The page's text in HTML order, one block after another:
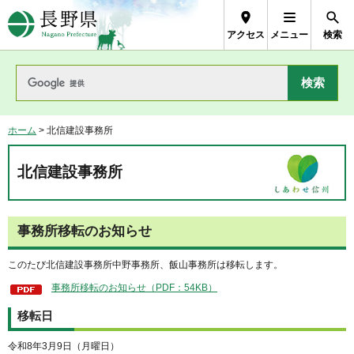
長野県Nagano Prefecture
アクセス メニュー 検索
ホーム > 北信建設事務所
北信建設事務所
事務所移転のお知らせ
このたび北信建設事務所中野事務所、飯山事務所は移転します。
事務所移転のお知らせ（PDF：54KB）
移転日
令和8年3月9日（月曜日）